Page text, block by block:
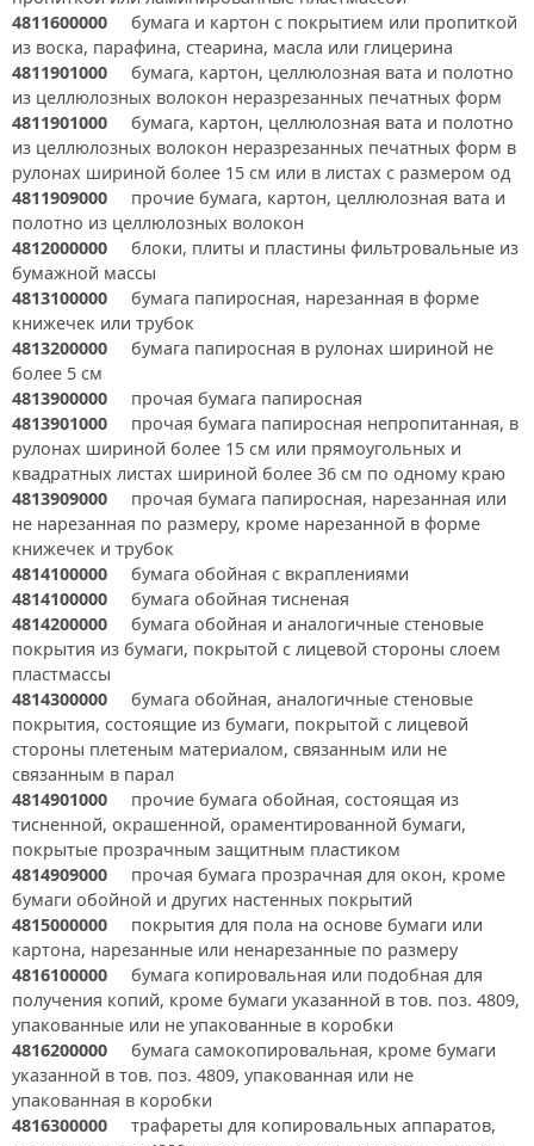
4811600000 бумага и картон с покрытием или пропиткой
из воска, парафина, стеарина, масла или глицерина
4811901000 бумага, картон, целлюлозная вата и полотно
из целлюлозных волокон неразрезанных печатных форм
4811901000 бумага, картон, целлюлозная вата и полотно
из целлюлозных волокон неразрезанных печатных форм в
рулонах шириной более 15 см или в листах с размером од
4811909000 прочие бумага, картон, целлюлозная вата и
полотно из целлюлозных волокон
4812000000 блоки, плиты и пластины фильтровальные из
бумажной массы
4813100000 бумага папиросная, нарезанная в форме
книжечек или трубок
4813200000 бумага папиросная в рулонах шириной не
более 5 см
4813900000 прочая бумага папиросная
4813901000 прочая бумага папиросная непропитанная, в
рулонах шириной более 15 см или прямоугольных и
квадратных листах шириной более 36 см по одному краю
4813909000 прочая бумага папиросная, нарезанная или
не нарезанная по размеру, кроме нарезанной в форме
книжечек и трубок
4814100000 бумага обойная с вкраплениями
4814100000 бумага обойная тисненая
4814200000 бумага обойная и аналогичные стеновые
покрытия из бумаги, покрытой с лицевой стороны слоем
пластмассы
4814300000 бумага обойная, аналогичные стеновые
покрытия, состоящие из бумаги, покрытой с лицевой
стороны плетеным материалом, связанным или не
связанным в парал
4814901000 прочие бумага обойная, состоящая из
тисненной, окрашенной, ораментированной бумаги,
покрытые прозрачным защитным пластиком
4814909000 прочая бумага прозрачная для окон, кроме
бумаги обойной и других настенных покрытий
4815000000 покрытия для пола на основе бумаги или
картона, нарезанные или ненарезанные по размеру
4816100000 бумага копировальная или подобная для
получения копий, кроме бумаги указанной в тов. поз. 4809,
упакованные или не упакованные в коробки
4816200000 бумага самокопировальная, кроме бумаги
указанной в тов. поз. 4809, упакованная или не
упакованная в коробки
4816300000 трафареты для копировальных аппаратов,